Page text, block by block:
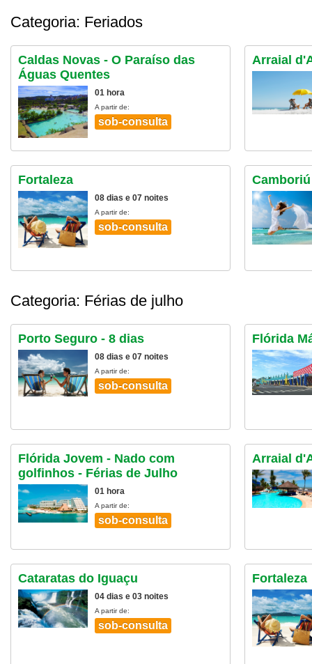
Categoria: Feriados
Caldas Novas - O Paraíso das
Águas Quentes
01 hora
A partir de:
sob-consulta
Arraial
Fortaleza
08 dias e 07 noites
A partir de:
sob-consulta
Categoria: Férias de julho
Porto Seguro - 8 dias
08 dias e 07 noites
A partir de:
sob-consulta
Flórida
Flórida Jovem - Nado com
golfinhos - Férias de Julho
01 hora
A partir de:
sob-consulta
Arraial
Cataratas do Iguaçu
04 dias e 03 noites
A partir de:
sob-consulta
Fortaleza